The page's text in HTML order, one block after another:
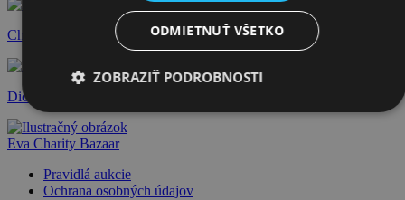
Christian Louboutin lodičky
Dior čižmičky
Eva Charity Bazaar
Pravidlá aukcie
Ochrana osobných údajov
ODMIETNUŤ VŠETKO
ZOBRAZIŤ PODROBNOSTI